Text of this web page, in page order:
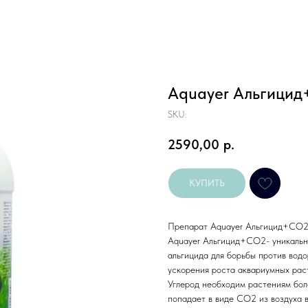
Aquayer
SKU:
2590,00 р.
КУПИТЬ
Препарат Aquayer
Aquayer Альгицид+СО2-
альгицида для борьбы против
ускорения роста аквариумных
Углерод необходим растениям
попадает в виде СО2 из воздуха